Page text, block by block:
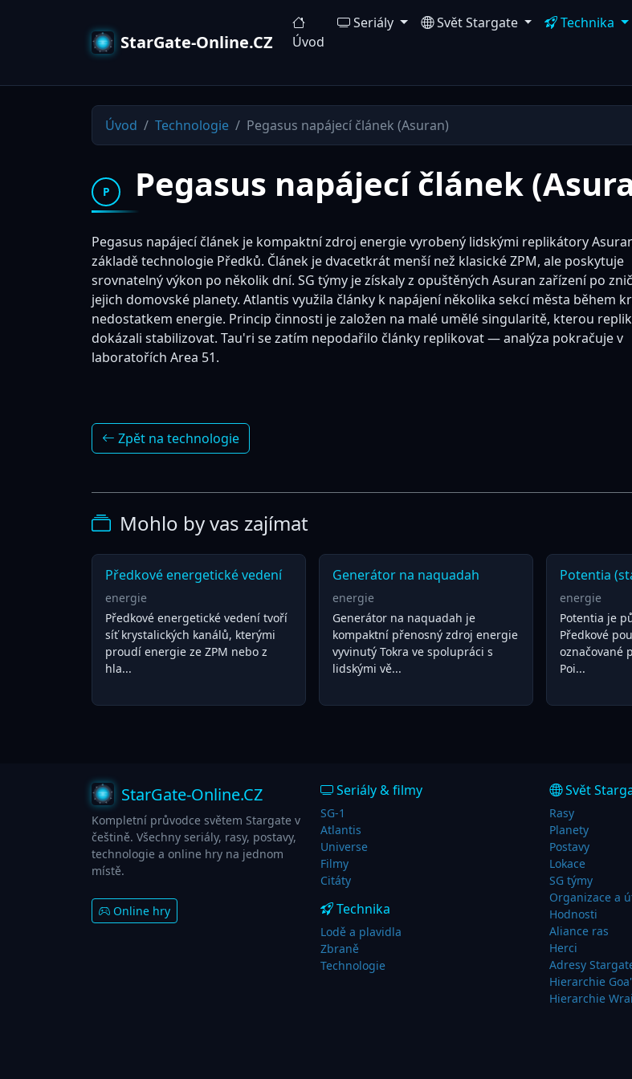
StarGate-Online.CZ Úvod
Seriály Svět Stargate Technika
Úvod Technologie Pegasus napájecí článek (Asuran)
P Pegasus napájecí článek
Pegasus napájecí článek je kompaktní zdroj energie vyrobený lidskými replikátory
základě technologie Předků. Článek je dvacetkrát menší než klasické ZPM, ale poskytuje
srovnatelný výkon po několik dní. SG týmy je získaly z opuštěných Asuran zařízení po
jejich domovské planety. Atlantis využila články k napájení několika sekcí města během
nedostatkem energie. Princip činnosti je založen na malé umělé singularitě, kterou
dokázali stabilizovat. Tau'ri se zatím nepodařilo články replikovat — analýza pokračuje v
laboratořích Area 51.
Zpět na technologie
Mohlo by vas zajímat
Předkové energetické vedení
energie
Předkové energetické vedení tvoří
síť krystalických kanálů, kterými
proudí energie ze ZPM nebo z
hla...
Generátor na naquadah
energie
Generátor na naquadah je
kompaktní přenosný zdroj energie
vyvinutý Tokra ve spolupráci s
lidskými vě...
Potentia
energie
Potentia je
Předkové
označované
Poi...
StarGate-Online.CZ
Kompletní průvodce světem Stargate v
češtině. Všechny seriály, rasy, postavy,
technologie a online hry na jednom
místě.
Online hry
Seriály & filmy
SG-1
Atlantis
Universe
Filmy
Citáty
Technika
Lodě a plavidla
Zbraně
Technologie
Svět
Rasy
Planety
Postavy
Lokace
SG týmy
Organizace a
Hodnosti
Aliance ras
Herci
Adresy
Hierarchie
Hierarchie